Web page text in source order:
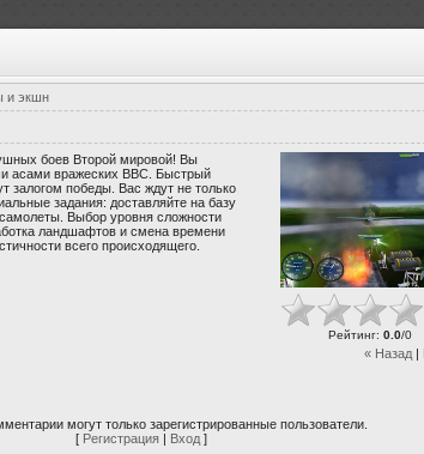
и экшн
боев Второй мировой! Вы
асами вражеских ВВС. Быстрый
залогом победы. Вас ждут не только
задания: доставляйте на базу
Выбор уровня сложности
ландшафтов и смена времени
всего происходящего.
Рейтинг: 0.0/0
« Назад
могут только зарегистрированные пользователи.
[ Регистрация| Вход]